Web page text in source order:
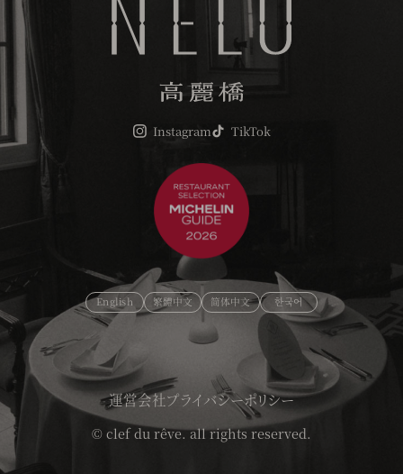
Instagram TikTok
English 繁體中文 简体中文 한국어
運営会社プライバシーポリシー
© clef du rêve. all rights reserved.